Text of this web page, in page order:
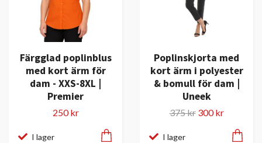
Färgglad poplinblus
med kort ärm för
dam - XXS-8XL |
Premier
250 kr
I lager
Poplinskjorta med
kort ärm i polyester
& bomull för dam |
Uneek
375 kr 300 kr
I lager